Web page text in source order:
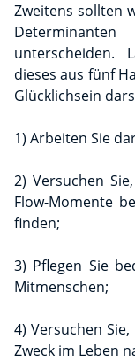
Zweitens sollten
unterscheiden.
dieses aus fünf
Glücklichsein
1) Arbeiten Sie
2) Versuchen
Flow-Momente
finden;
3) Pflegen Sie
Mitmenschen;
4) Versuchen
Zweck im Leben